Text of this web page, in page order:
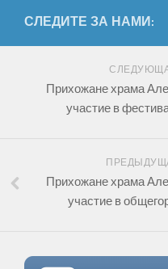
СЛЕДИТЕ ЗА НАМИ:
Прихожане храма
участие в
Прихожане храма
участие в